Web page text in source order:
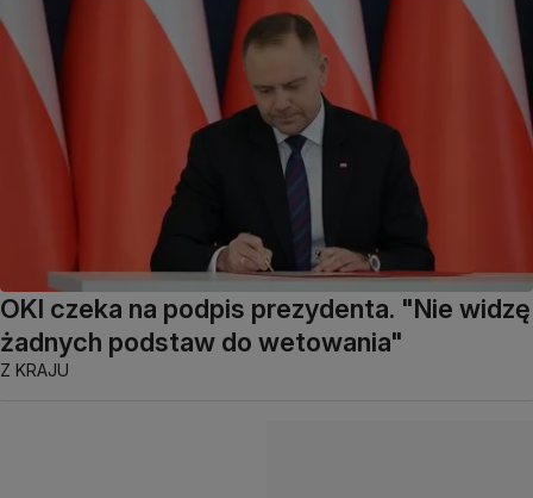
OKI czeka na podpis prezydenta. "Nie widzę
żadnych podstaw do wetowania"
Z KRAJU